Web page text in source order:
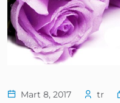
Mart 8, 2017 tr